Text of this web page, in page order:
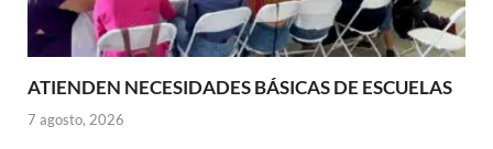
ATIENDEN NECESIDADES BÁSICAS DE ESCUELAS
7 agosto, 2026